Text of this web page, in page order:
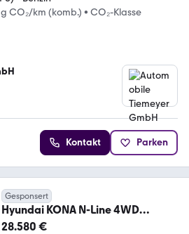
CO₂/km (komb.) • CO₂-Klasse
Kontakt Parken
Gesponsert
Hyundai KONA N-Line 4WD
Ultimate 360 BOSE VOLL!
28.580 €